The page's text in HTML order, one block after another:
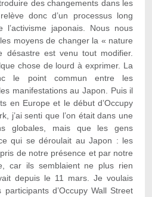
des changements dans les
donc d’un processus long
l’activisme japonais. Nous nous
moyens de changer la « nature
désastre est venu tout modifier.
chose de lourd à exprimer. La
le point commun entre les
manifestations au Japon. Puis il
en Europe et le début d’Occupy
j’ai senti que l’on était dans une
globales, mais que les gens
qui se déroulait au Japon : les
de notre présence et par notre
car ils semblaient ne plus rien
depuis le 11 mars. Je voulais
d’Occupy Wall Street